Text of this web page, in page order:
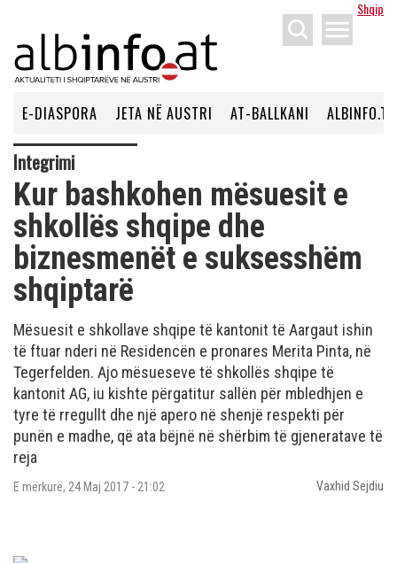
Shqip
menu
E-DIASPORA JETA NË AUSTRI AT-BALLKANI ALBINFO.TV
Integrimi
Kur bashkohen mësuesit e
shkollës shqipe dhe
biznesmenët e suksesshëm
shqiptarë
Mësuesit e shkollave shqipe të kantonit të Aargaut ishin
të ftuar nderi në Residencën e pronares Merita Pinta, në
Tegerfelden. Ajo mësueseve të shkollës shqipe të
kantonit AG, iu kishte përgatitur sallën për mbledhjen e
tyre të rregullt dhe një apero në shenjë respekti për
punën e madhe, që ata bëjnë në shërbim të gjeneratave të
reja
E mërkurë, 24 Maj 2017 - 21:02 Vaxhid Sejdiu